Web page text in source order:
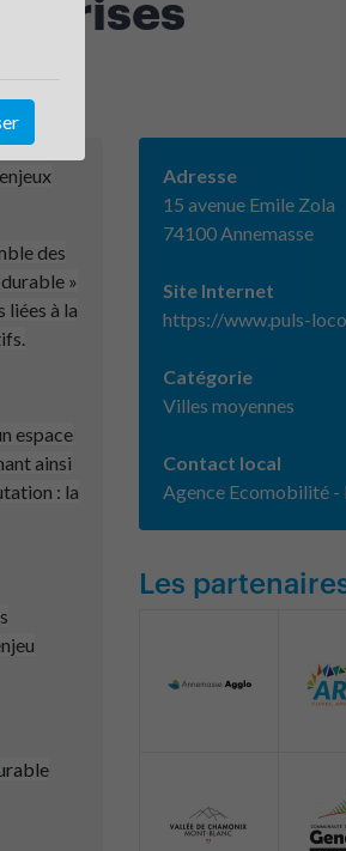
des
»
liées à la
espace
ainsi
: la
Adresse
15 avenue Emile Zola
74100 Annemasse
Site Internet
https://www.puls-
Catégorie
Villes moyennes
Contact local
Agence Ecomobilité -
Les